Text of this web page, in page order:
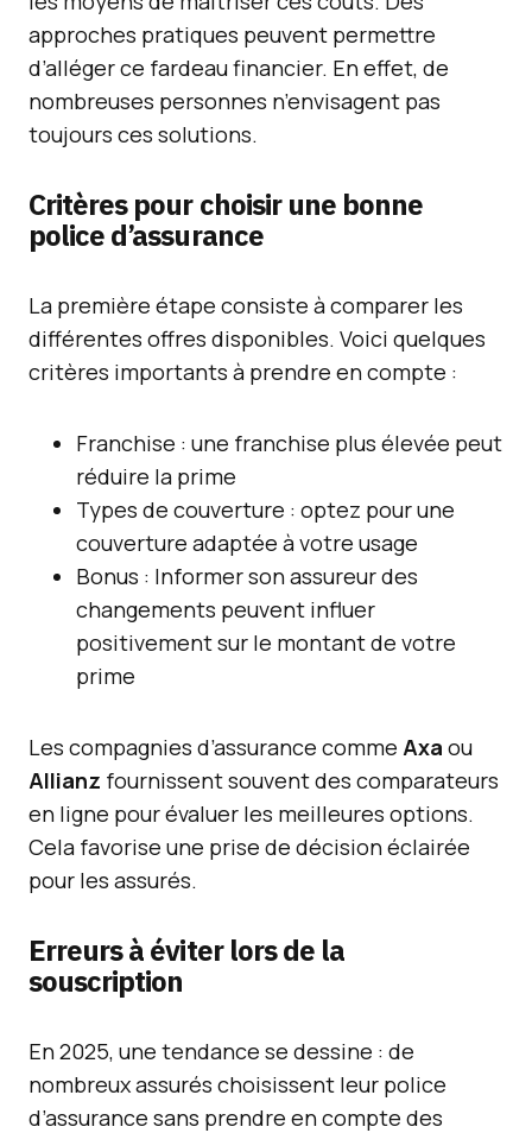
approches pratiques peuvent permettre
d’alléger ce fardeau financier. En effet, de
nombreuses personnes n’envisagent pas
toujours ces solutions.
Critères pour choisir une bonne
police d’assurance
La première étape consiste à comparer les
différentes offres disponibles. Voici quelques
critères importants à prendre en compte :
Franchise : une franchise plus élevée peut
réduire la prime
Types de couverture : optez pour une
couverture adaptée à votre usage
Bonus : Informer son assureur des
changements peuvent influer
positivement sur le montant de votre
prime
Les compagnies d’assurance comme Axa ou
Allianz fournissent souvent des comparateurs
en ligne pour évaluer les meilleures options.
Cela favorise une prise de décision éclairée
pour les assurés.
Erreurs à éviter lors de la
souscription
En 2025, une tendance se dessine : de
nombreux assurés choisissent leur police
d’assurance sans prendre en compte des